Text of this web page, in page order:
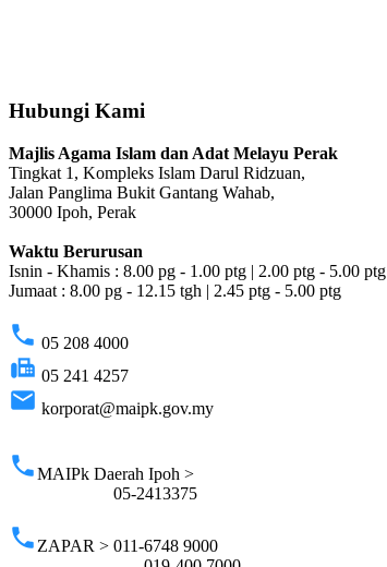
Hubungi Kami
Majlis Agama Islam dan Adat Melayu Perak
Tingkat 1, Kompleks Islam Darul Ridzuan,
Jalan Panglima Bukit Gantang Wahab,
30000 Ipoh, Perak
Waktu Berurusan
Isnin - Khamis : 8.00 pg - 1.00 ptg | 2.00 ptg - 5.00 ptg
Jumaat : 8.00 pg - 12.15 tgh | 2.45 ptg - 5.00 ptg
phone 05 208 4000
fax 05 241 4257
email korporat@maipk.gov.my
phoneMAIPk Daerah Ipoh >
05-2413375
phone ZAPAR > 011-6748 9000